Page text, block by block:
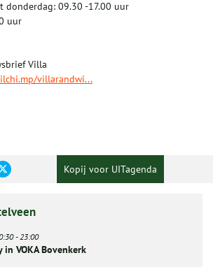
donderdag: 09.30 -17.00 uur
uur
Villa
villarandwi...
Kopij voor UITagenda
-23:00
VOKA Bovenkerk